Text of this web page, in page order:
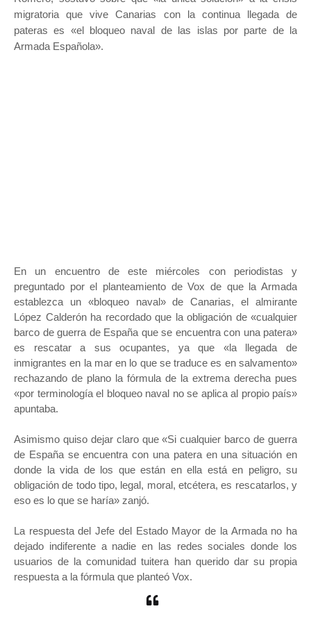
migratoria que vive Canarias con la continua llegada de
pateras es «el bloqueo naval de las islas por parte de la
Armada Española».
En un encuentro de este miércoles con periodistas y
preguntado por el planteamiento de Vox de que la Armada
establezca un «bloqueo naval» de Canarias, el almirante
López Calderón ha recordado que la obligación de «cualquier
barco de guerra de España que se encuentra con una patera»
es rescatar a sus ocupantes, ya que «la llegada de
inmigrantes en la mar en lo que se traduce es en salvamento»
rechazando de plano la fórmula de la extrema derecha pues
«por terminología el bloqueo naval no se aplica al propio país»
apuntaba.
Asimismo quiso dejar claro que «Si cualquier barco de guerra
de España se encuentra con una patera en una situación en
donde la vida de los que están en ella está en peligro, su
obligación de todo tipo, legal, moral, etcétera, es rescatarlos, y
eso es lo que se haría» zanjó.
La respuesta del Jefe del Estado Mayor de la Armada no ha
dejado indiferente a nadie en las redes sociales donde los
usuarios de la comunidad tuitera han querido dar su propia
respuesta a la fórmula que planteó Vox.